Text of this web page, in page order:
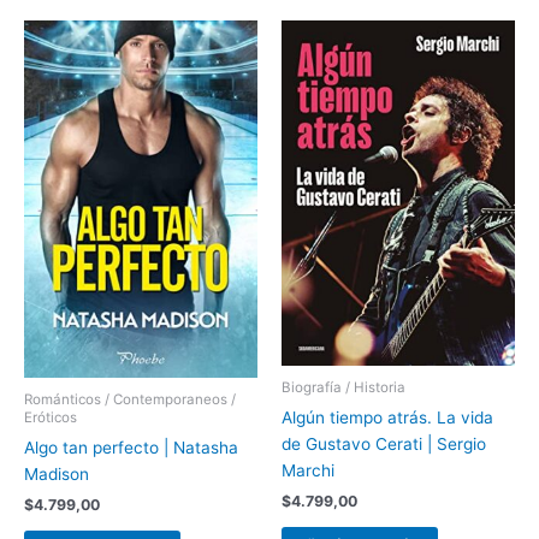
Románticos / Contemporaneos /
Eróticos
Algo tan perfecto | Natasha
Madison
$4.799,00
Biografía / Historia
Algún tiempo atrás. La vida
de Gustavo Cerati | Sergio
Marchi
$4.799,00